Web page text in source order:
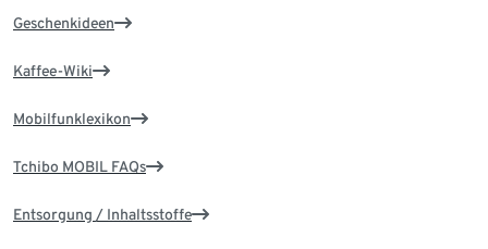
Geschenkideen
Kaffee-Wiki
Mobilfunklexikon
Tchibo MOBIL FAQs
Entsorgung / Inhaltsstoffe